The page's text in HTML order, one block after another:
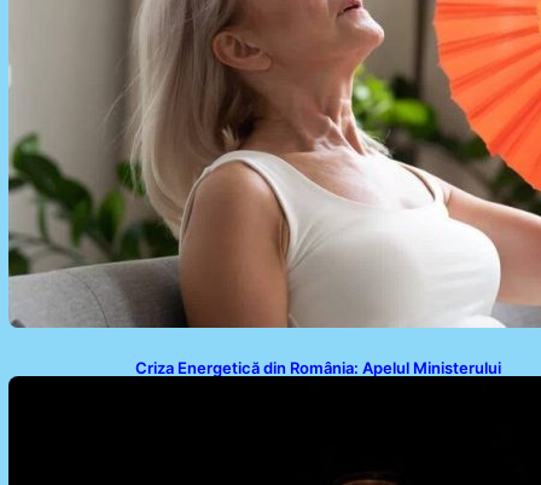
Criza Energetică din România: Apelul Ministerului